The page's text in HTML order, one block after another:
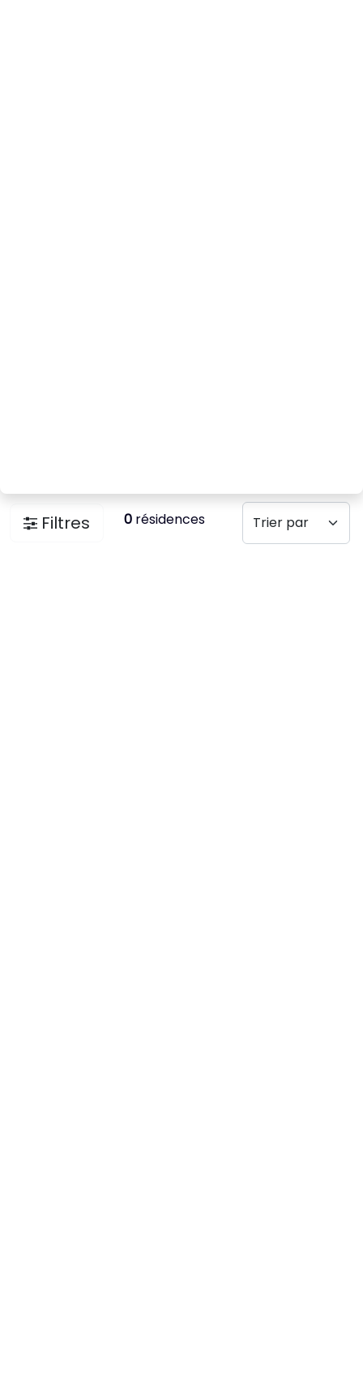
Filtres 0 résidences